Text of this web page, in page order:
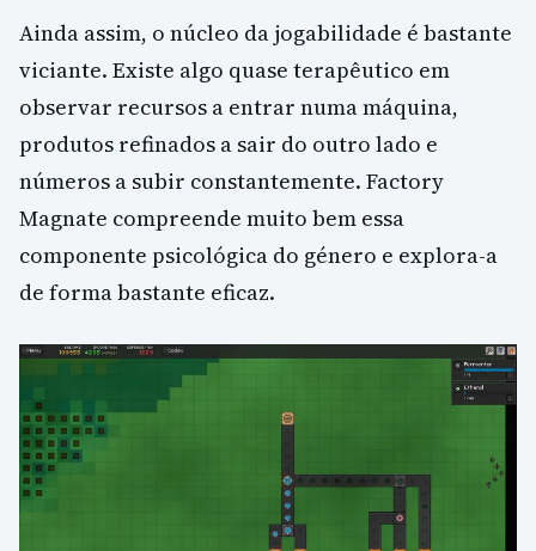
Ainda assim, o núcleo da jogabilidade é bastante
viciante. Existe algo quase terapêutico em
observar recursos a entrar numa máquina,
produtos refinados a sair do outro lado e
números a subir constantemente. Factory
Magnate compreende muito bem essa
componente psicológica do género e explora-a
de forma bastante eficaz.